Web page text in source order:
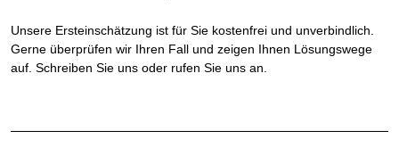
Unsere Ersteinschätzung ist für Sie kostenfrei und unverbindlich.
Gerne überprüfen wir Ihren Fall und zeigen Ihnen Lösungswege
auf. Schreiben Sie uns oder rufen Sie uns an.